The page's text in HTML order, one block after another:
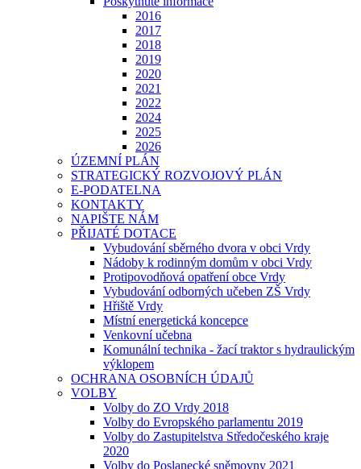
2016
2017
2018
2019
2020
2021
2022
2024
2025
2026
ÚZEMNÍ PLÁN
STRATEGICKÝ ROZVOJOVÝ PLÁN
E-PODATELNA
KONTAKTY
NAPIŠTE NÁM
PŘIJATÉ DOTACE
Vybudování sběrného dvora v obci Vrdy
Nádoby k rodinným domům v obci Vrdy
Protipovodňová opatření obce Vrdy
Vybudování odborných učeben ZŠ Vrdy
Hřiště Vrdy
Místní energetická koncepce
Venkovní učebna
Komunální technika - žací traktor s hydraulickým
výklopem
OCHRANA OSOBNÍCH ÚDAJŮ
VOLBY
Volby do ZO Vrdy 2018
Volby do Evropského parlamentu 2019
Volby do Zastupitelstva Středočeského kraje
2020
Volby do Poslanecké sněmovny 2021